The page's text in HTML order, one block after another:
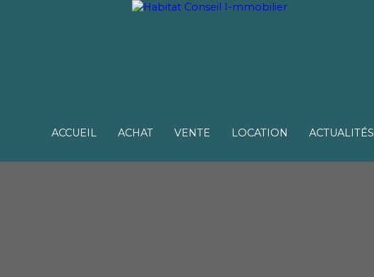
ACCUEIL ACHAT VENTE LOCATION ACTUALITÉS